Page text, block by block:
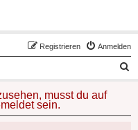
Anmelden
Registrieren
h
musst du auf
sein.